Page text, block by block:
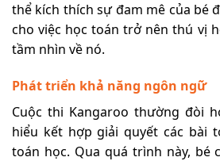
thể kích thích sự đam mê của bé
cho việc học toán trở nên thú vị
tầm nhìn về nó.
Phát triển khả năng ngôn ngữ
Cuộc thi Kangaroo thường đòi
hiểu kết hợp giải quyết các bài
toán học. Qua quá trình này, bé